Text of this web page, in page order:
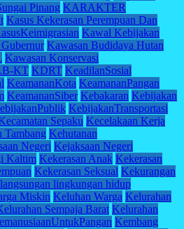
Pinang KARAKTER
Kasus Kekerasan Perempuan Dan
Kawal Kebijakan
Kawasan Budidaya Hutan
Kawasan Konservasi
KT KDRT KeadilanSosial
KeamananKota KeamananPangan
KeamananSiber Kebakaran Kebijakan
KebijakanTransportasi
Sepaku Kecelakaan Kerja
Tambang Kehutanan
Negeri Kejaksaan Negeri
Kaltim Kekerasan Anak Kekerasan
Kekerasan Seksual Kekurangan
lingkungan hidup
Miskin Keluhan Warga Kelurahan
Sempaja Barat Kelurahan
Kembang